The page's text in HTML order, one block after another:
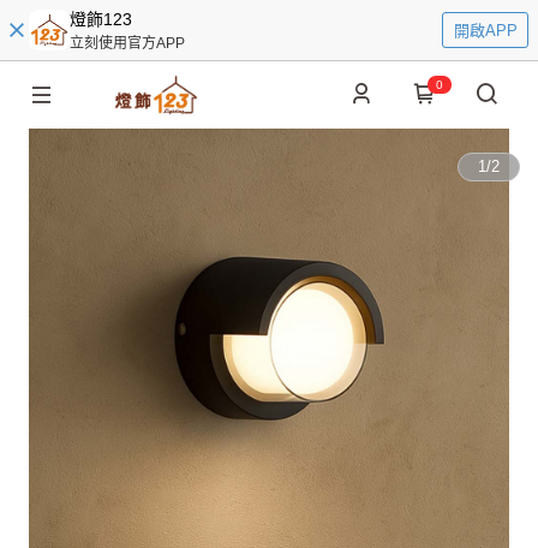
燈飾123
立刻使用官方APP
開啟APP
0
1/2